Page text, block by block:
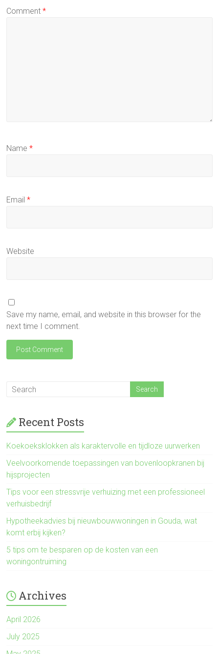
Comment*
Name*
Email*
Website
Save my name, email, and website in this browser for the
next time I comment.
Recent Posts
Koekoeksklokken als karaktervolle en tijdloze uurwerken
Veelvoorkomende toepassingen van bovenloopkranen bij
hijsprojecten
Tips voor een stressvrije verhuizing met een professioneel
verhuisbedrijf
Hypotheekadvies bij nieuwbouwwoningen in Gouda, wat
komt erbij kijken?
5 tips om te besparen op de kosten van een
woningontruiming
Archives
April 2026
July 2025